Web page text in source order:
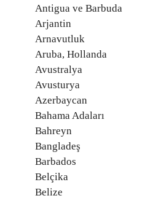
Antigua ve Barbuda
Arjantin
Arnavutluk
Aruba, Hollanda
Avustralya
Avusturya
Azerbaycan
Bahama Adaları
Bahreyn
Bangladeş
Barbados
Belçika
Belize